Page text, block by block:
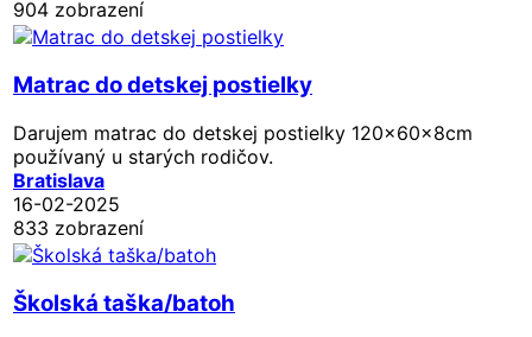
904 zobrazení
Matrac do detskej postielky
Darujem matrac do detskej postielky 120x60x8cm
používaný u starých rodičov.
Bratislava
16-02-2025
833 zobrazení
Školská taška/batoh